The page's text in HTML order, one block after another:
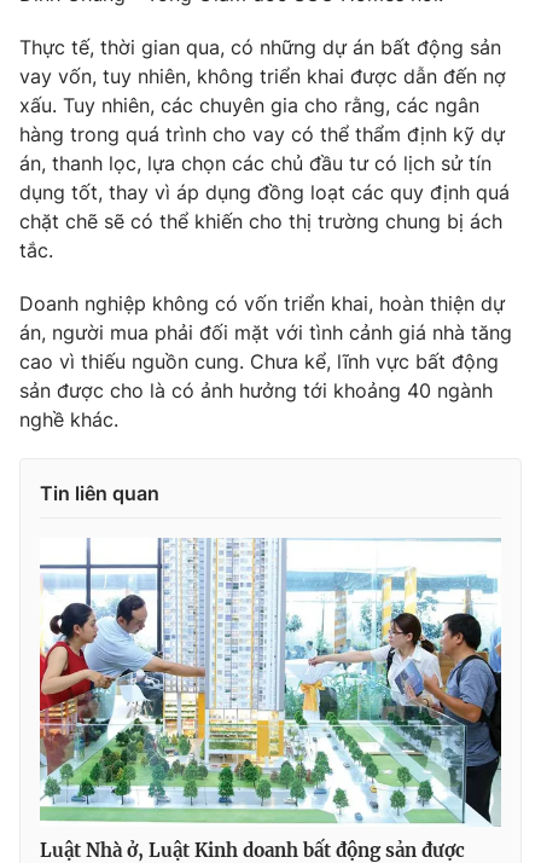
Thực tế, thời gian qua, có những dự án bất động sản
vay vốn, tuy nhiên, không triển khai được dẫn đến nợ
xấu. Tuy nhiên, các chuyên gia cho rằng, các ngân
hàng trong quá trình cho vay có thể thẩm định kỹ dự
án, thanh lọc, lựa chọn các chủ đầu tư có lịch sử tín
dụng tốt, thay vì áp dụng đồng loạt các quy định quá
chặt chẽ sẽ có thể khiến cho thị trường chung bị ách
tắc.
Doanh nghiệp không có vốn triển khai, hoàn thiện dự
án, người mua phải đối mặt với tình cảnh giá nhà tăng
cao vì thiếu nguồn cung. Chưa kể, lĩnh vực bất động
sản được cho là có ảnh hưởng tới khoảng 40 ngành
nghề khác.
Tin liên quan
Luật Nhà ở, Luật Kinh doanh bất động sản được